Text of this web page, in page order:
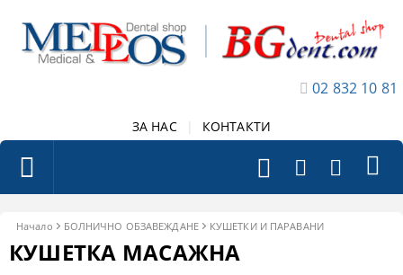
02 832 10 81
ЗА НАС КОНТАКТИ
Начало БОЛНИЧНО ОБЗАВЕЖДАНЕ КУШЕТКИ И ПАРАВАНИ
КУШЕТКА МАСАЖНА